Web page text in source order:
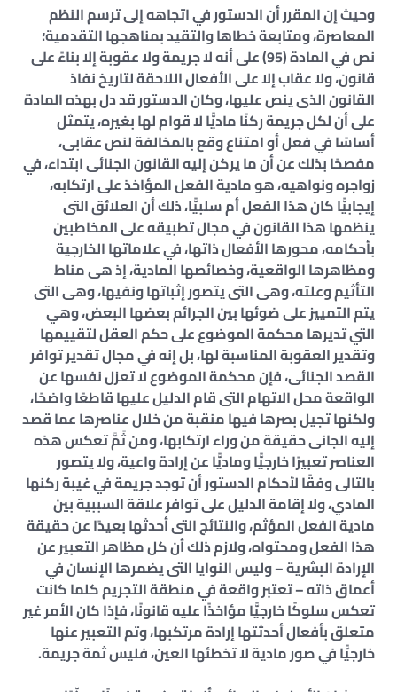
وحيث إن المقرر أن الدستور في اتجاهه إلى ترسم النظم
المعاصرة، ومتابعة خطاها والتقيد بمناهجها التقدمية؛
نص في المادة (95) على أنه لا جريمة ولا عقوبة إلا بناءً على
قانون، ولا عقاب إلا على الأفعال اللاحقة لتاريخ نفاذ
القانون الذى ينص عليها، وكان الدستور قد دل بهذه المادة
على أن لكل جريمة ركنًا ماديًّا لا قوام لها بغيره، يتمثل
أساسًا في فعل أو امتناع وقع بالمخالفة لنص عقابى،
مفصحًا بذلك عن أن ما يركن إليه القانون الجنائى ابتداء، في
زواجره ونواهيه، هو مادية الفعل المؤاخذ على ارتكابه،
إيجابيًّا كان هذا الفعل أم سلبيًّا، ذلك أن العلائق التى
ينظمها هذا القانون في مجال تطبيقه على المخاطبين
بأحكامه، محورها الأفعال ذاتها، في علاماتها الخارجية
ومظاهرها الواقعية، وخصائصها المادية، إذ هى مناط
التأثيم وعلته، وهى التى يتصور إثباتها ونفيها، وهى التى
يتم التمييز على ضوئها بين الجرائم بعضها البعض، وهي
التي تديرها محكمة الموضوع على حكم العقل لتقييمها
وتقدير العقوبة المناسبة لها، بل إنه في مجال تقدير توافر
القصد الجنائى، فإن محكمة الموضوع لا تعزل نفسها عن
الواقعة محل الاتهام التى قام الدليل عليها قاطعًا واضحًا،
ولكنها تجيل بصرها فيها منقبة من خلال عناصرها عما قصد
إليه الجانى حقيقة من وراء ارتكابها، ومن ثَمَّ تعكس هذه
العناصر تعبيرًا خارجيًّا وماديًّا عن إرادة واعية، ولا يتصور
بالتالى وفقًا لأحكام الدستور أن توجد جريمة في غيبة ركنها
المادي، ولا إقامة الدليل على توافر علاقة السببية بين
مادية الفعل المؤثم، والنتائج التى أحدثها بعيدًا عن حقيقة
هذا الفعل ومحتواه، ولازم ذلك أن كل مظاهر التعبير عن
الإرادة البشرية – وليس النوايا التى يضمرها الإنسان في
أعماق ذاته – تعتبر واقعة في منطقة التجريم كلما كانت
تعكس سلوكًا خارجيًّا مؤاخذًا عليه قانونًا، فإذا كان الأمر غير
متعلق بأفعال أحدثتها إرادة مرتكبها، وتم التعبير عنها
خارجيًّا في صور مادية لا تخطئها العين، فليس ثمة جريمة.